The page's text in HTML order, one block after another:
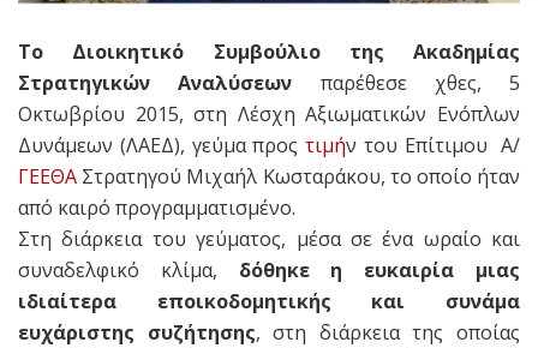
Το Διοικητικό Συμβούλιο της Ακαδημίας
Στρατηγικών Αναλύσεων παρέθεσε χθες, 5
Οκτωβρίου 2015, στη Λέσχη Αξιωματικών Ενόπλων
Δυνάμεων (ΛΑΕΔ), γεύμα προς τιμήν του Επίτιμου Α/
ΓΕΕΘΑ Στρατηγού Μιχαήλ Κωσταράκου, το οποίο ήταν
από καιρό προγραμματισμένο.
Στη διάρκεια του γεύματος, μέσα σε ένα ωραίο και
συναδελφικό κλίμα, δόθηκε η ευκαιρία μιας
ιδιαίτερα εποικοδομητικής και συνάμα
ευχάριστης συζήτησης, στη διάρκεια της οποίας